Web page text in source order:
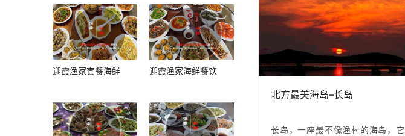
北方最美海岛–长岛
长岛，一座最不像渔村的海岛，它
对了
迎霞渔家套餐海鲜 迎霞渔家海鲜餐饮